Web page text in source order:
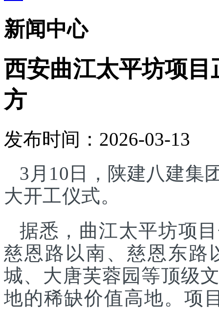
新闻中心
西安曲江太平坊项目
方
发布时间：2026-03-13
3月10日，陕建八建集
大开工仪式。
据悉，曲江太平坊项
慈恩路以南、慈恩东路
城、大唐芙蓉园等顶级
地的稀缺价值高地。项